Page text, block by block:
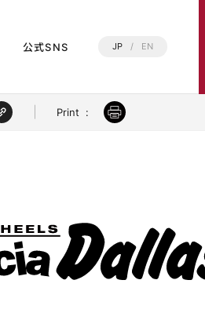
公式SNS JP / EN
Print :